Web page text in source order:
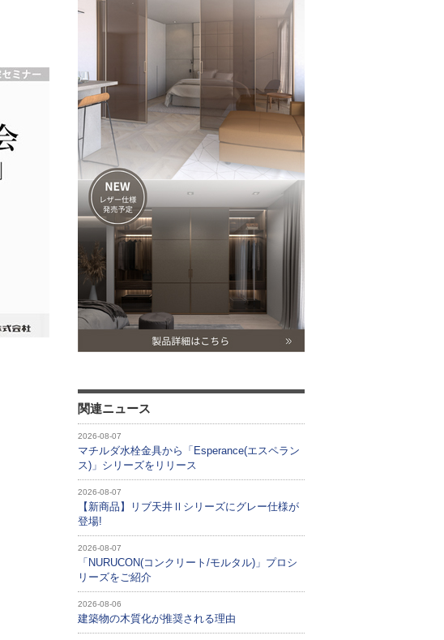
関連ニュース
2026-08-07
マチルダ水栓金具から「Esperance(エスペラン
ス)」シリーズをリリース
2026-08-07
【新商品】リブ天井Ⅱシリーズにグレー仕様が
登場!
2026-08-07
「NURUCON(コンクリート/モルタル)」プロシ
リーズをご紹介
2026-08-06
建築物の木質化が推奨される理由